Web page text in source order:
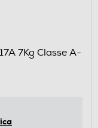
7Kg Classe A-